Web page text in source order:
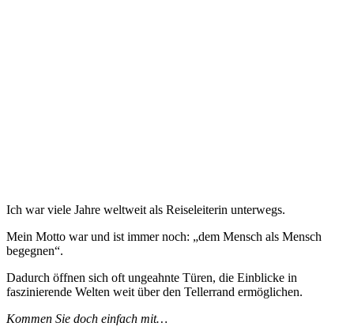
Ich war viele Jahre weltweit als Reiseleiterin unterwegs.
Mein Motto war und ist immer noch: „dem Mensch als Mensch
begegnen“.
Dadurch öffnen sich oft ungeahnte Türen, die Einblicke in
faszinierende Welten weit über den Tellerrand ermöglichen.
Kommen Sie doch einfach mit…